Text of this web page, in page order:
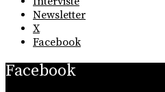
Newsletter
X
Facebook
Facebook